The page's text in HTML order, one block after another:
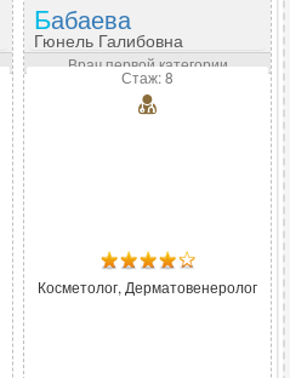
Бабаева
Гюнель Галибовна
Врач первой категории
Стаж: 8
Косметолог, Дерматовенеролог